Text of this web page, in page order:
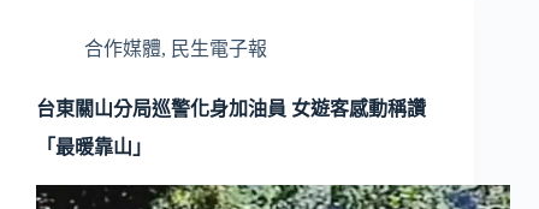
合作媒體, 民生電子報
台東關山分局巡警化身加油員 女遊客感動稱讚
「最暖靠山」